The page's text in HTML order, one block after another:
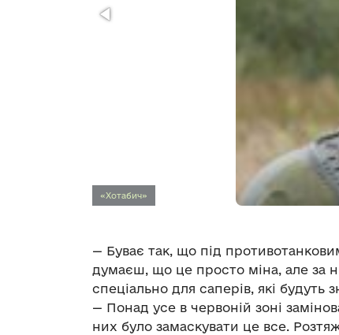
«Хотабич»
— Буває так, що під
думаєш, що це просто міна, але за
спеціально для саперів, які
— Понад усе в червоній зоні
них було замаскувати це все.